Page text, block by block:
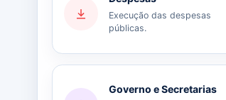
Execução das despesas
públicas.
Governo e Secretarias